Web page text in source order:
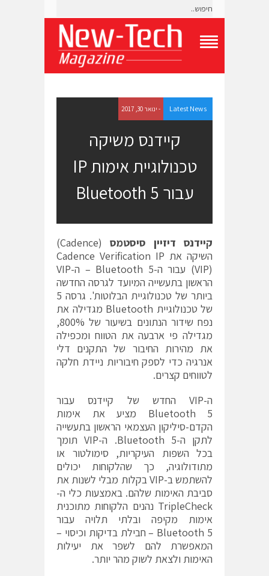
g
l
e
N
M
n
u
Latest News - ינואר 30, 2017
קיידנס משיקה
טכנולוגיית אימות IP
עבור Bluetooth 5
קיידנס דיזיין סיסטמס
(Cadence)
השיקה את Cadence Verification IP
(VIP) עבור ה-Bluetooth 5 – ה-VIP
הראשון בתעשייה המיועד לגרסה החדשה
ביותר של טכנולוגיית הבלוטות'. גרסה 5
של טכנולוגיית Bluetooth מגדילה את
נפח שידור הנתונים בשיעור של 800%,
מגדילה פי ארבעה את הטווח ומכפילה
את מהירות החיבור של התקנים דלי
אנרגיה כדי לספק חיבוריות ניידת חלקה
לטווחים קצרים.
ה-VIP החדש של קיידנס עבור
Bluetooth 5 מציע את אימות
הקדם-סיליקון העצמאי הראשון בתעשייה
לתקן ה-Bluetooth 5. ה-VIP תומך
בכל השפות העיקריות, סימולטור או
מתודולוגיה, כך שהלקוחות יכולים
להשתמש ב-VIP בקלות מבלי לשנות את
סביבת האימות שלהם. באמצעות כלי ה-
TripleCheck נהנים הלקוחות מתוכנית
אימות מקיפה ובלתי תלויה עבור
Bluetooth 5 – חבילת בדיקות וכיסוי –
המאפשרת להם לשפר את יעילות
האימות ולצאת לשוק מהר יותר.